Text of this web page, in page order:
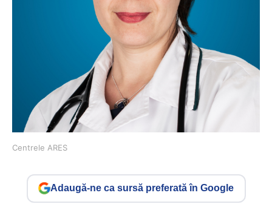
Centrele ARES
Adaugă-ne ca sursă preferată în Google